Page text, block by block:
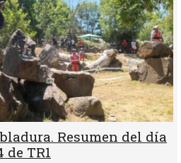
Resumen del día
de TR1